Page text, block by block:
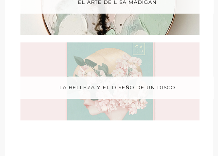
EL ARTE DE LISA MADIGAN
LA BELLEZA Y EL DISEÑO DE UN DISCO